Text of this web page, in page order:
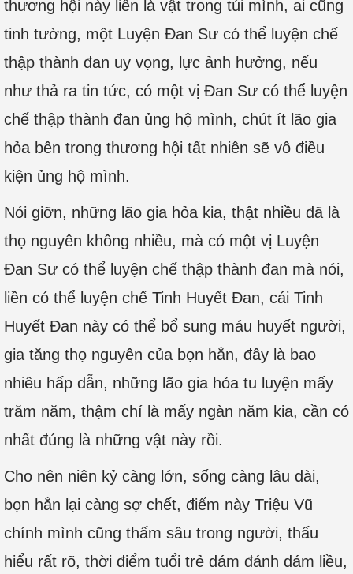
thương hội này liền là vật trong túi mình, ai cũng
tinh tường, một Luyện Đan Sư có thể luyện chế
thập thành đan uy vọng, lực ảnh hưởng, nếu
như thả ra tin tức, có một vị Đan Sư có thể luyện
chế thập thành đan ủng hộ mình, chút ít lão gia
hỏa bên trong thương hội tất nhiên sẽ vô điều
kiện ủng hộ mình.
Nói giỡn, những lão gia hỏa kia, thật nhiều đã là
thọ nguyên không nhiều, mà có một vị Luyện
Đan Sư có thể luyện chế thập thành đan mà nói,
liền có thể luyện chế Tinh Huyết Đan, cái Tinh
Huyết Đan này có thể bổ sung máu huyết người,
gia tăng thọ nguyên của bọn hắn, đây là bao
nhiêu hấp dẫn, những lão gia hỏa tu luyện mấy
trăm năm, thậm chí là mấy ngàn năm kia, cần có
nhất đúng là những vật này rồi.
Cho nên niên kỷ càng lớn, sống càng lâu dài,
bọn hắn lại càng sợ chết, điểm này Triệu Vũ
chính mình cũng thấm sâu trong người, thấu
hiểu rất rõ, thời điểm tuổi trẻ dám đánh dám liều,